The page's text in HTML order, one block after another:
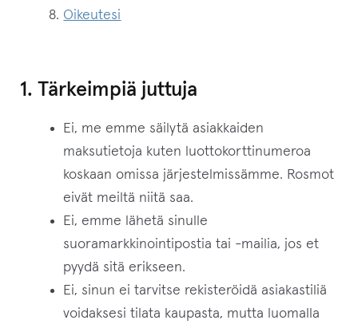
Maksutavat & maksuehdot
Toimitustavat ja -ehdot
Palautukset & vaihto
Tietosuoja
Käyttö- ja sopimusehdot
Ostoskori
Oikeutesi
1. Tärkeimpiä juttuja
Ei, me emme säilytä asiakkaiden
maksutietoja kuten luottokorttinumeroa
koskaan omissa järjestelmissämme. Rosmot
eivät meiltä niitä saa.
Ei, emme lähetä sinulle
suoramarkkinointipostia tai -mailia, jos et
pyydä sitä erikseen.
Ei, sinun ei tarvitse rekisteröidä asiakastiliä
voidaksesi tilata kaupasta, mutta luomalla